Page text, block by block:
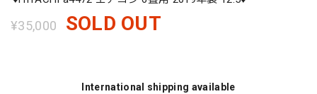
¥35,000 SOLD OUT
International shipping available